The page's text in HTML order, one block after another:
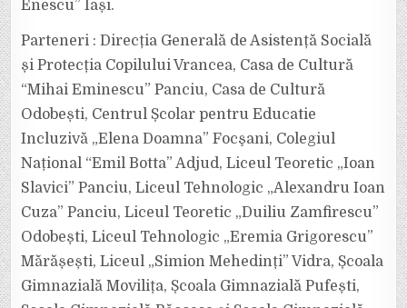
Enescu” Iași.
Parteneri : Direcția Generală de Asistență Socială
și Protecția Copilului Vrancea, Casa de Cultură
“Mihai Eminescu” Panciu, Casa de Cultură
Odobești, Centrul Școlar pentru Educatie
Incluzivă „Elena Doamna” Focşani, Colegiul
Național “Emil Botta” Adjud, Liceul Teoretic „Ioan
Slavici” Panciu, Liceul Tehnologic „Alexandru Ioan
Cuza” Panciu, Liceul Teoretic „Duiliu Zamfirescu”
Odobești, Liceul Tehnologic „Eremia Grigorescu”
Mărășești, Liceul „Simion Mehedinți” Vidra, Școala
Gimnazială Movilița, Școala Gimnazială Pufești,